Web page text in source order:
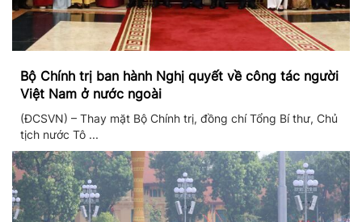
Bộ Chính trị ban hành Nghị quyết về công tác người
Việt Nam ở nước ngoài
(ĐCSVN) – Thay mặt Bộ Chính trị, đồng chí Tổng Bí thư, Chủ
tịch nước Tô ...